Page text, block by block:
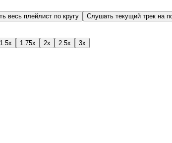
весь плейлист по кругу Слушать текущий трек на
1.5x 1.75x 2x 2.5x 3x